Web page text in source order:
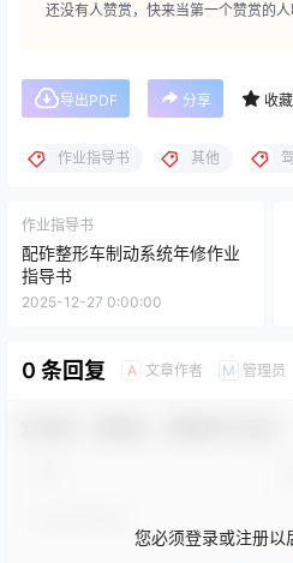
还没有人赞赏，快来当第一个赞赏的人
导出PDF 分享 收藏
作业指导书 其他
作业指导书
配砟整形车制动系统年修作业
指导书
2025-12-27 0:00:00
0 条回复 A 文章作者 M 管理员
您必须登录或注册以